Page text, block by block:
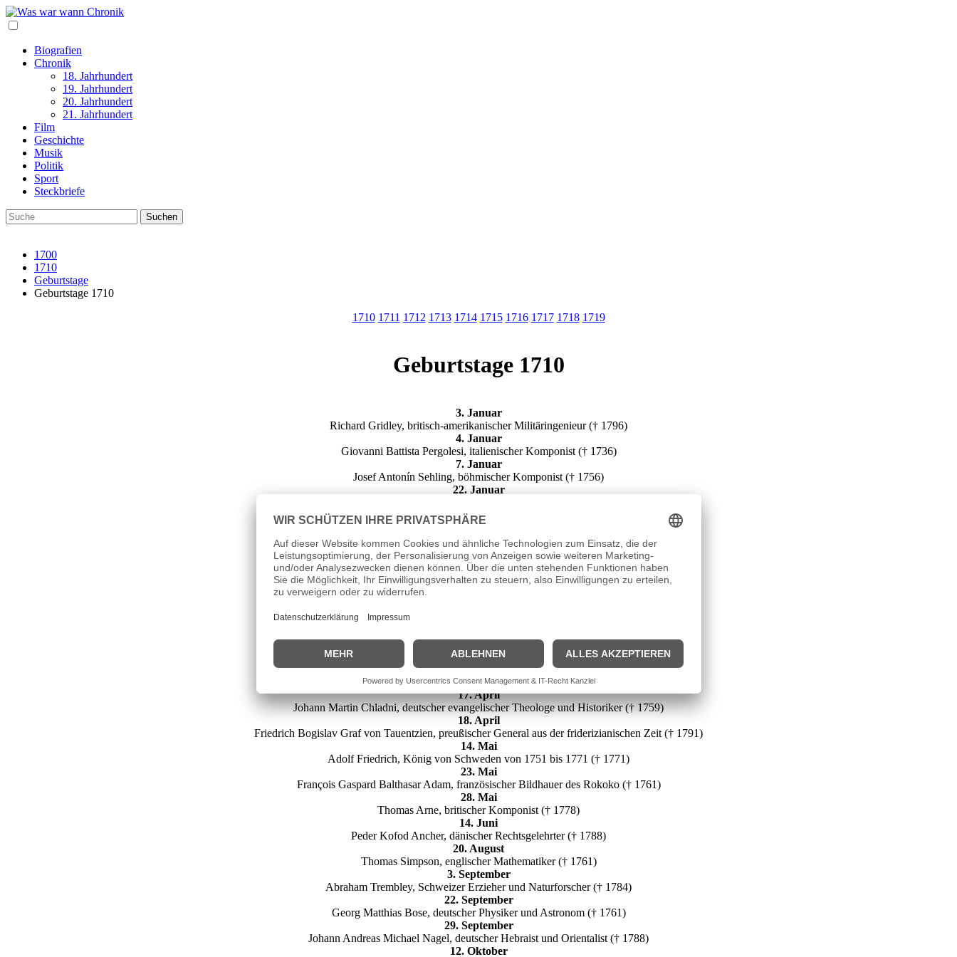
Biografien
Chronik
18. Jahrhundert
19. Jahrhundert
20. Jahrhundert
21. Jahrhundert
Film
Geschichte
Musik
Politik
Sport
Steckbriefe
1700
1710
Geburtstage
Geburtstage 1710
1710 1711 1712 1713 1714 1715 1716 1717 1718 1719
Geburtstage 1710
3. Januar
Richard Gridley, britisch-amerikanischer Militäringenieur († 1796)
4. Januar
Giovanni Battista Pergolesi, italienischer Komponist († 1736)
7. Januar
Josef Antonín Sehling, böhmischer Komponist († 1756)
22. Januar
23. Januar
Jacob Langebek, dänischer Historiker († 1775)
24. Januar
Karl Joseph Riepp, deutscher Orgelbauer († 1775)
31. Januar
Johann Christoph Balser, deutscher Rechtswissenschaftler († 1750)
21. März
Johann Heinrich Mylius der Jüngere, deutscher Rechtswissenschaftler († 1733)
27. März
Joseph Marie Clemens dall’ Abaco, italienischer Musiker und Komponist († 1805)
17. April
Johann Martin Chladni, deutscher evangelischer Theologe und Historiker († 1759)
18. April
Friedrich Bogislav Graf von Tauentzien, preußischer General aus der friderizianischen Zeit († 1791)
14. Mai
Adolf Friedrich, König von Schweden von 1751 bis 1771 († 1771)
23. Mai
François Gaspard Balthasar Adam, französischer Bildhauer des Rokoko († 1761)
28. Mai
Thomas Arne, britischer Komponist († 1778)
14. Juni
Peder Kofod Ancher, dänischer Rechtsgelehrter († 1788)
20. August
Thomas Simpson, englischer Mathematiker († 1761)
3. September
Abraham Trembley, Schweizer Erzieher und Naturforscher († 1784)
22. September
Georg Matthias Bose, deutscher Physiker und Astronom († 1761)
29. September
Johann Andreas Michael Nagel, deutscher Hebraist und Orientalist († 1788)
12. Oktober